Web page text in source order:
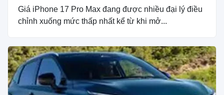
Giá iPhone 17 Pro Max đang được nhiều đại lý điều
chỉnh xuống mức thấp nhất kể từ khi mở...